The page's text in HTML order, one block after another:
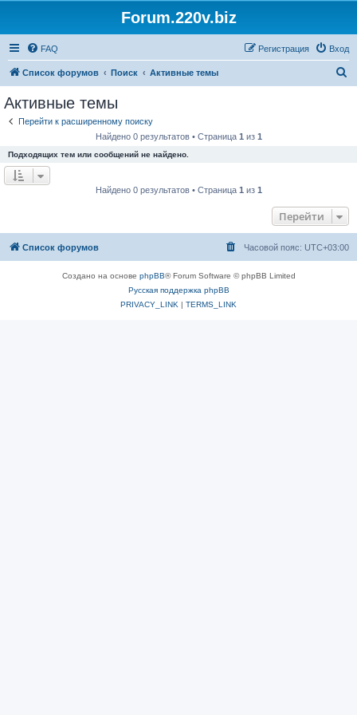
Forum.220v.biz
FAQ Вход
Регистрация
Список форумов Поиск Активные темы
Активные темы
Перейти к расширенному поиску
Найдено 0 результатов • Страница 1 из 1
Подходящих тем или сообщений не найдено.
Найдено 0 результатов • Страница 1 из 1
Перейти
Список форумов Часовой пояс: UTC+03:00
Создано на основе phpBB® Forum Software © phpBB Limited
Русская поддержка phpBB
PRIVACY_LINK | TERMS_LINK